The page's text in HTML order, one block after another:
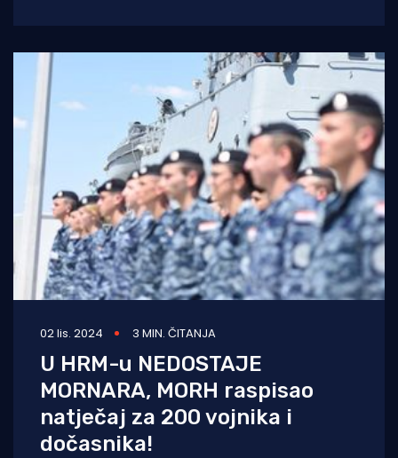
02 lis. 2024 3 MIN. ČITANJA
U HRM-u NEDOSTAJE
MORNARA, MORH raspisao
natječaj za 200 vojnika i
dočasnika!